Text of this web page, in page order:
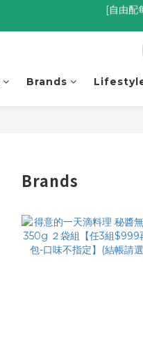
優惠碼
Brands
Brands